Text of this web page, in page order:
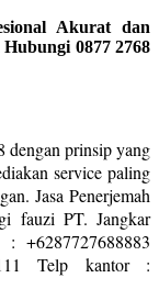
Akurat dan
0877 2768
dengan prinsip yang
service paling
Jasa Penerjemah
fauzi PT. Jangkar
+6287727688883
Telp kantor :